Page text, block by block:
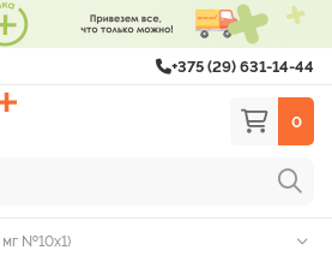
+375 (29) 631-14-44
0
№10х1)